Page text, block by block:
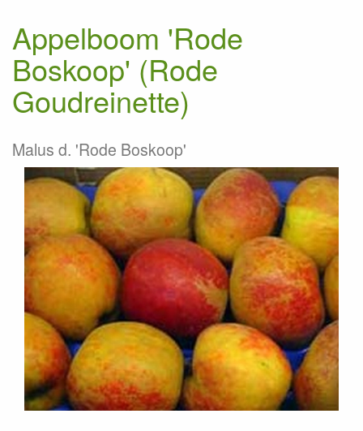
Appelboom 'Rode
Boskoop' (Rode
Goudreinette)
Malus d. 'Rode Boskoop'